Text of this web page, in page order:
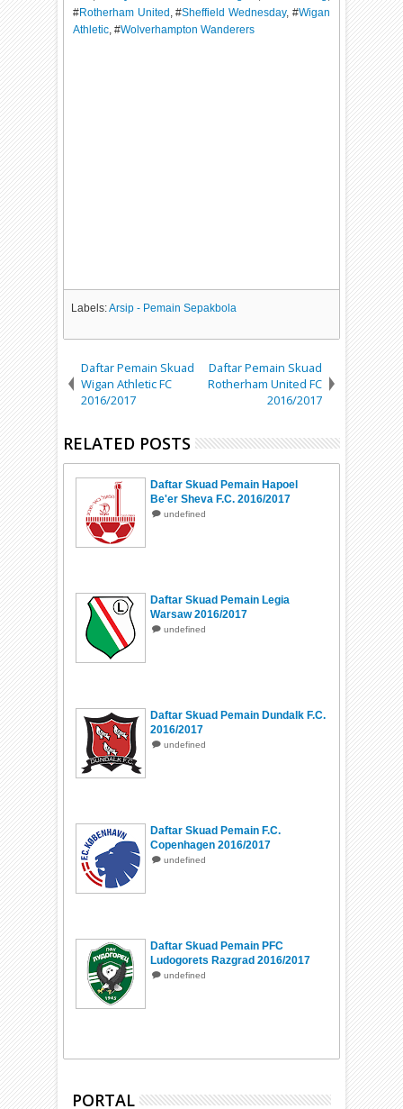
#Rotherham United , #Sheffield Wednesday, #Wigan
Athletic , #Wolverhampton Wanderers
Labels:Arsip - Pemain Sepakbola
Daftar Pemain Skuad
Wigan Athletic FC
2016/2017
Daftar Pemain Skuad
Rotherham United FC
2016/2017
RELATED POSTS
Daftar Skuad Pemain Hapoel
Be'er Sheva F.C. 2016/2017
undefined
Daftar Skuad Pemain Legia
Warsaw 2016/2017
undefined
Daftar Skuad Pemain Dundalk F.C.
2016/2017
undefined
Daftar Skuad Pemain F.C.
Copenhagen 2016/2017
undefined
Daftar Skuad Pemain PFC
Ludogorets Razgrad 2016/2017
undefined
PORTAL